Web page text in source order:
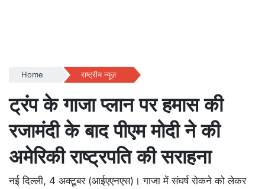
Home राष्ट्रीय न्यूज़
ट्रंप के गाजा प्लान पर हमास की
रजामंदी के बाद पीएम मोदी ने की
अमेरिकी राष्ट्रपति की सराहना
नई दिल्ली, 4 अक्टूबर (आईएएनएस)। गाजा में संघर्ष रोकने को लेकर